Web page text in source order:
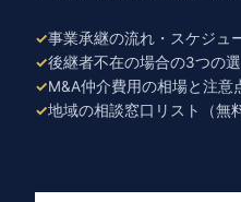
事業承継の流れ・スケジュ
後継者不在の場合の3つの
M&A仲介費用の相場と注意
地域の相談窓口リスト（無